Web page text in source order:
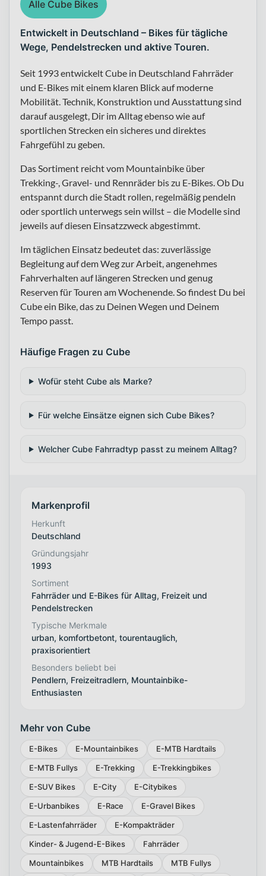
Alle Cube Bikes
Entwickelt in Deutschland – Bikes für tägliche
Wege, Pendelstrecken und aktive Touren.
Seit 1993 entwickelt Cube in Deutschland Fahrräder
und E-Bikes mit einem klaren Blick auf moderne
Mobilität. Technik, Konstruktion und Ausstattung sind
darauf ausgelegt, Dir im Alltag ebenso wie auf
sportlichen Strecken ein sicheres und direktes
Fahrgefühl zu geben.
Das Sortiment reicht vom Mountainbike über
Trekking-, Gravel- und Rennräder bis zu E-Bikes. Ob Du
entspannt durch die Stadt rollen, regelmäßig pendeln
oder sportlich unterwegs sein willst – die Modelle sind
jeweils auf diesen Einsatzzweck abgestimmt.
Im täglichen Einsatz bedeutet das: zuverlässige
Begleitung auf dem Weg zur Arbeit, angenehmes
Fahrverhalten auf längeren Strecken und genug
Reserven für Touren am Wochenende. So findest Du bei
Cube ein Bike, das zu Deinen Wegen und Deinem
Tempo passt.
Häufige Fragen zu Cube
Wofür steht Cube als Marke?
Für welche Einsätze eignen sich Cube Bikes?
Welcher Cube Fahrradtyp passt zu meinem Alltag?
Markenprofil
Herkunft
Deutschland
Gründungsjahr
1993
Sortiment
Fahrräder und E-Bikes für Alltag, Freizeit und
Pendelstrecken
Typische Merkmale
urban, komfortbetont, tourentauglich,
praxisorientiert
Besonders beliebt bei
Pendlern, Freizeitradlern, Mountainbike-
Enthusiasten
Mehr von Cube
E-Bikes E-Mountainbikes
E-MTB Hardtails
E-MTB Fullys
E-Trekking
E-Trekkingbikes
E-SUV Bikes
E-City
E-Citybikes
E-Urbanbikes
E-Race
E-Gravel Bikes
E-Lastenfahrräder
E-Kompakträder
Kinder- & Jugend-E-Bikes
Fahrräder
Mountainbikes
MTB Hardtails
MTB Fullys